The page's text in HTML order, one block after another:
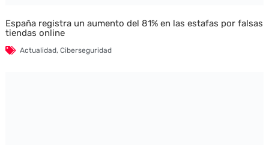
España registra un aumento del 81% en las estafas por falsas
tiendas online
Actualidad, Ciberseguridad